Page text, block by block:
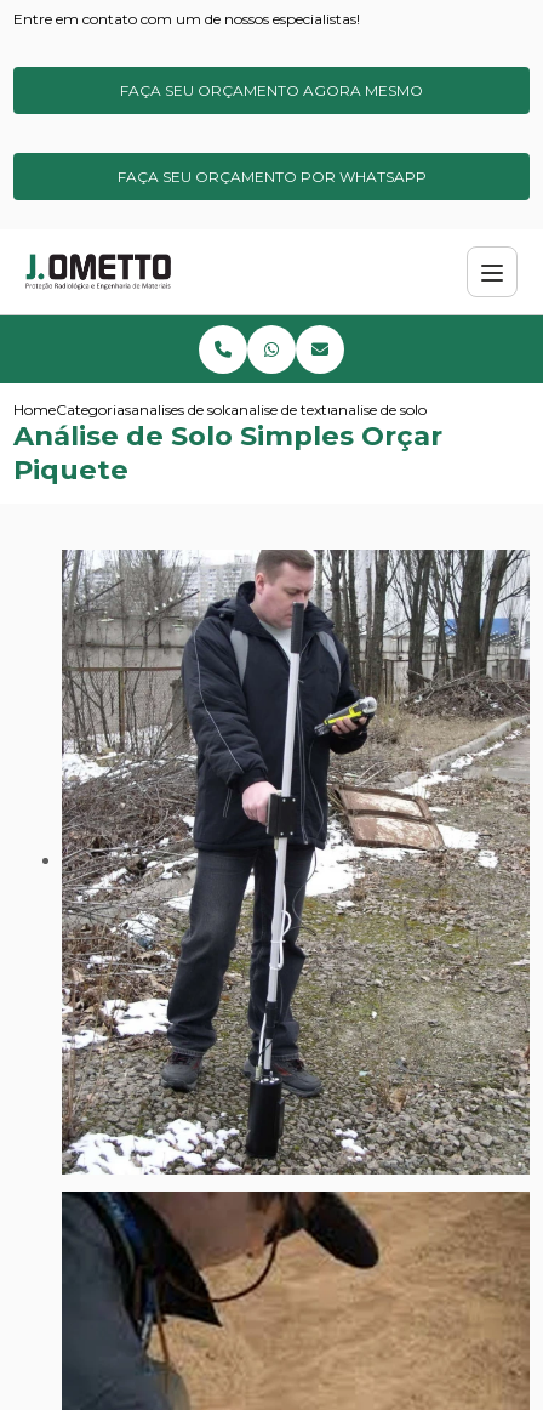
Entre em contato com um de nossos especialistas!
FAÇA SEU ORÇAMENTO AGORA MESMO
FAÇA SEU ORÇAMENTO POR WHATSAPP
HomeCategoriasanalises de solos e sedimentos
analise de textura do soloanalise de solo simples orcar
Análise de Solo Simples Orçar
Piquete